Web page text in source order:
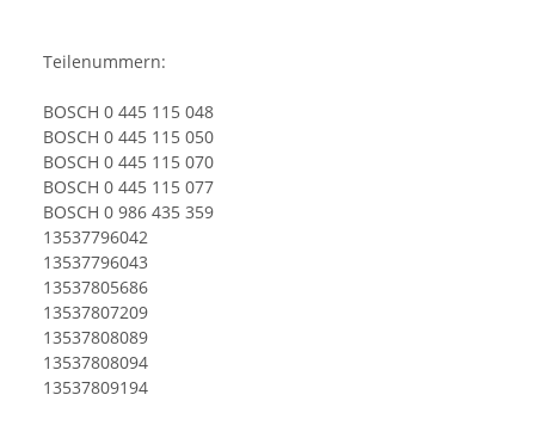
Teilenummern:
BOSCH 0 445 115 048
BOSCH 0 445 115 050
BOSCH 0 445 115 070
BOSCH 0 445 115 077
BOSCH 0 986 435 359
13537796042
13537796043
13537805686
13537807209
13537808089
13537808094
13537809194